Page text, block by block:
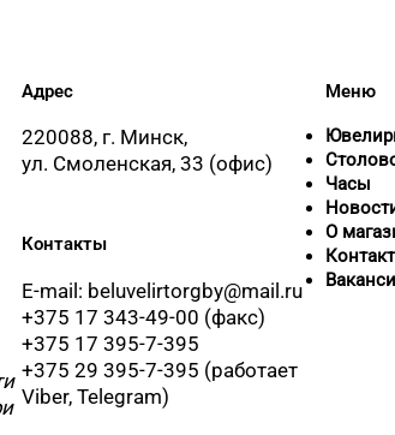
Адрес
220088, г. Минск,
ул. Смоленская, 33 (офис)
Контакты
E-mail: beluvelirtorgby@mail.ru
+375 17 343-49-00 (факс)
+375 17 395-7-395
+375 29 395-7-395 (работает
Viber, Telegram)
Меню
Часы
О